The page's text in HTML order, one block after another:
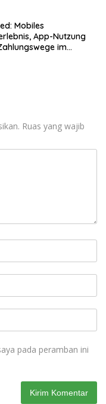
Mobiles
App-Nutzung
im
Ruas yang wajib
pada peramban ini